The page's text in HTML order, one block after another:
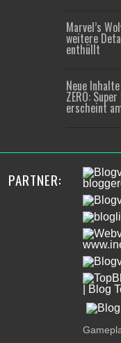
Marvel’s
weitere
enthüllt
Neue
ZERO:
erscheint
PARTNER: